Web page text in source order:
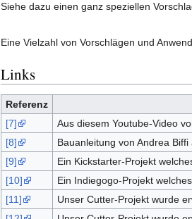
Siehe dazu einen ganz speziellen
Eine Vielzahl von Vorschlägen und
Links
Referenz
[7]
Aus diesem Youtube-Video
[8]
Bauanleitung von Andrea
[9]
Ein Kickstarter-Projekt
[10]
Ein Indiegogo-Projekt
[11]
Unser Cutter-Projekt wurde